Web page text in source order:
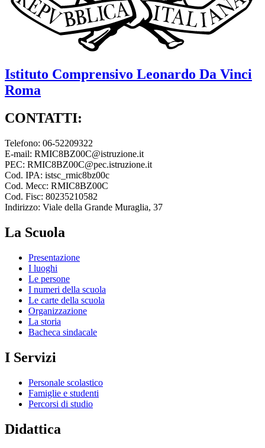
Istituto Comprensivo Leonardo Da Vinci
Roma
CONTATTI:
Telefono: 06-52209322
E-mail: RMIC8BZ00C@istruzione.it
PEC: RMIC8BZ00C@pec.istruzione.it
Cod. IPA: istsc_rmic8bz00c
Cod. Mecc: RMIC8BZ00C
Cod. Fisc: 80235210582
Indirizzo: Viale della Grande Muraglia, 37
La Scuola
Presentazione
I luoghi
Le persone
I numeri della scuola
Le carte della scuola
Organizzazione
La storia
Bacheca sindacale
I Servizi
Personale scolastico
Famiglie e studenti
Percorsi di studio
Didattica